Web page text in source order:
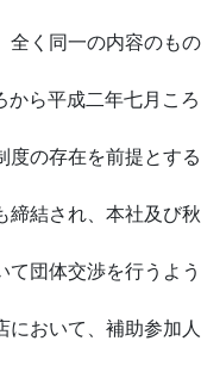
全く同一の内容のもの
ら平成二年七月ころ
度の存在を前提とする
締結され、本社及び秋
団体交渉を行うよう
において、補助参加人